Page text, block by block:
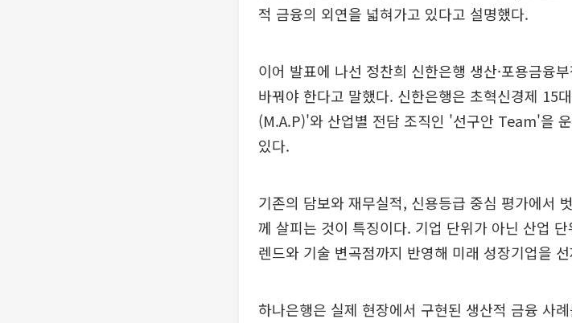
적 금융의 외연을 넓혀가고 있다고 설명했다.
이어 발표에 나선 정찬희 신한은행 생산·포용금융
바꿔야 한다고 말했다. 신한은행은 초혁신경제 15
(M.A.P)'와 산업별 전담 조직인 '선구안 Team'을
있다.
기존의 담보와 재무실적, 신용등급 중심 평가에서
께 살피는 것이 특징이다. 기업 단위가 아닌 산업
렌드와 기술 변곡점까지 반영해 미래 성장기업을
하나은행은 실제 현장에서 구현된 생산적 금융 사